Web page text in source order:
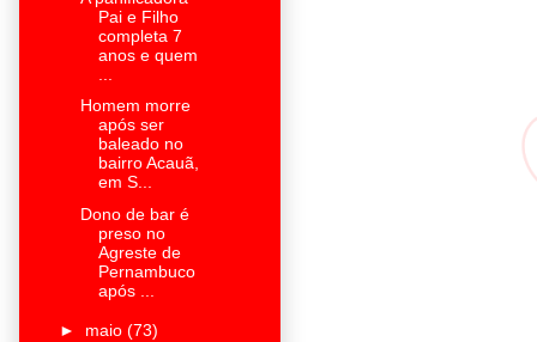
Pai e Filho
completa 7
anos e quem
Homem morre
após ser
baleado no
bairro Acauã,
em S...
Dono de bar é
preso no
Agreste de
Pernambuco
após ...
► maio (73)